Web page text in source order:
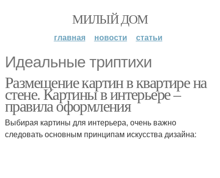
МИЛЫЙ ДОМ
главная новости статьи
Идеальные триптихи
Размещение картин в квартире на
стене. Картины в интерьере –
правила оформления
Выбирая картины для интерьера, очень важно
следовать основным принципам искусства дизайна: